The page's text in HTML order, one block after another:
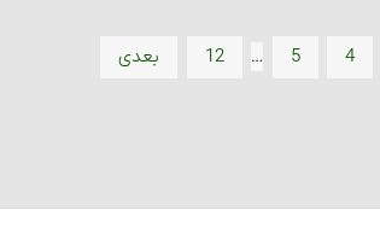
4
5
…
12 بعدی